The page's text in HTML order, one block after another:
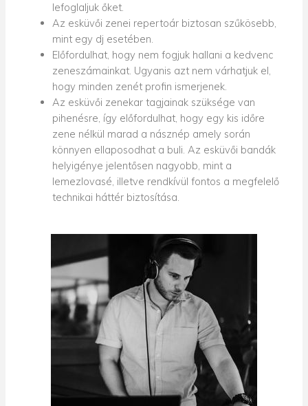
lefoglaljuk őket.
Az esküvői zenei repertoár biztosan szűkösebb,
mint egy dj esetében.
Előfordulhat, hogy nem fogjuk hallani a kedvenc
zeneszámainkat. Ugyanis azt nem várhatjuk el,
hogy minden zenét profin ismerjenek.
Az esküvői zenekar tagjainak szüksége van
pihenésre, így előfordulhat, hogy egy kis időre
zene nélkül marad a násznép amely során
könnyen ellaposodhat a buli. Az esküvői bandák
helyigénye jelentősen nagyobb, mint a
lemezlovasé, illetve rendkívül fontos a megfelelő
technikai háttér biztosítása.